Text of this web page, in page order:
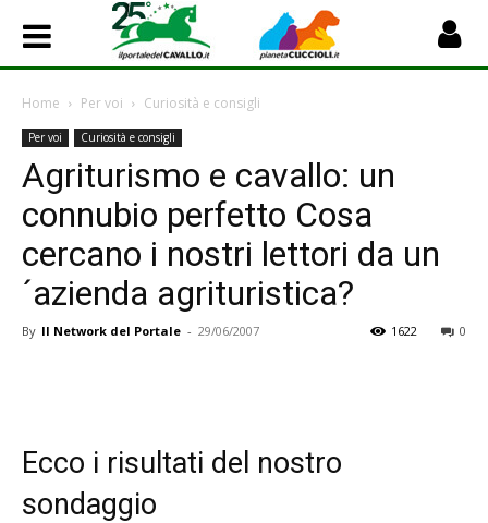
Home Per voi Curiosità e consigli
Per voi Curiosità e consigli
Agriturismo e cavallo: un
connubio perfetto Cosa
cercano i nostri lettori da un
´azienda agrituristica?
By Il Network del Portale - 29/06/2007 0
1622
Ecco i risultati del nostro
sondaggio